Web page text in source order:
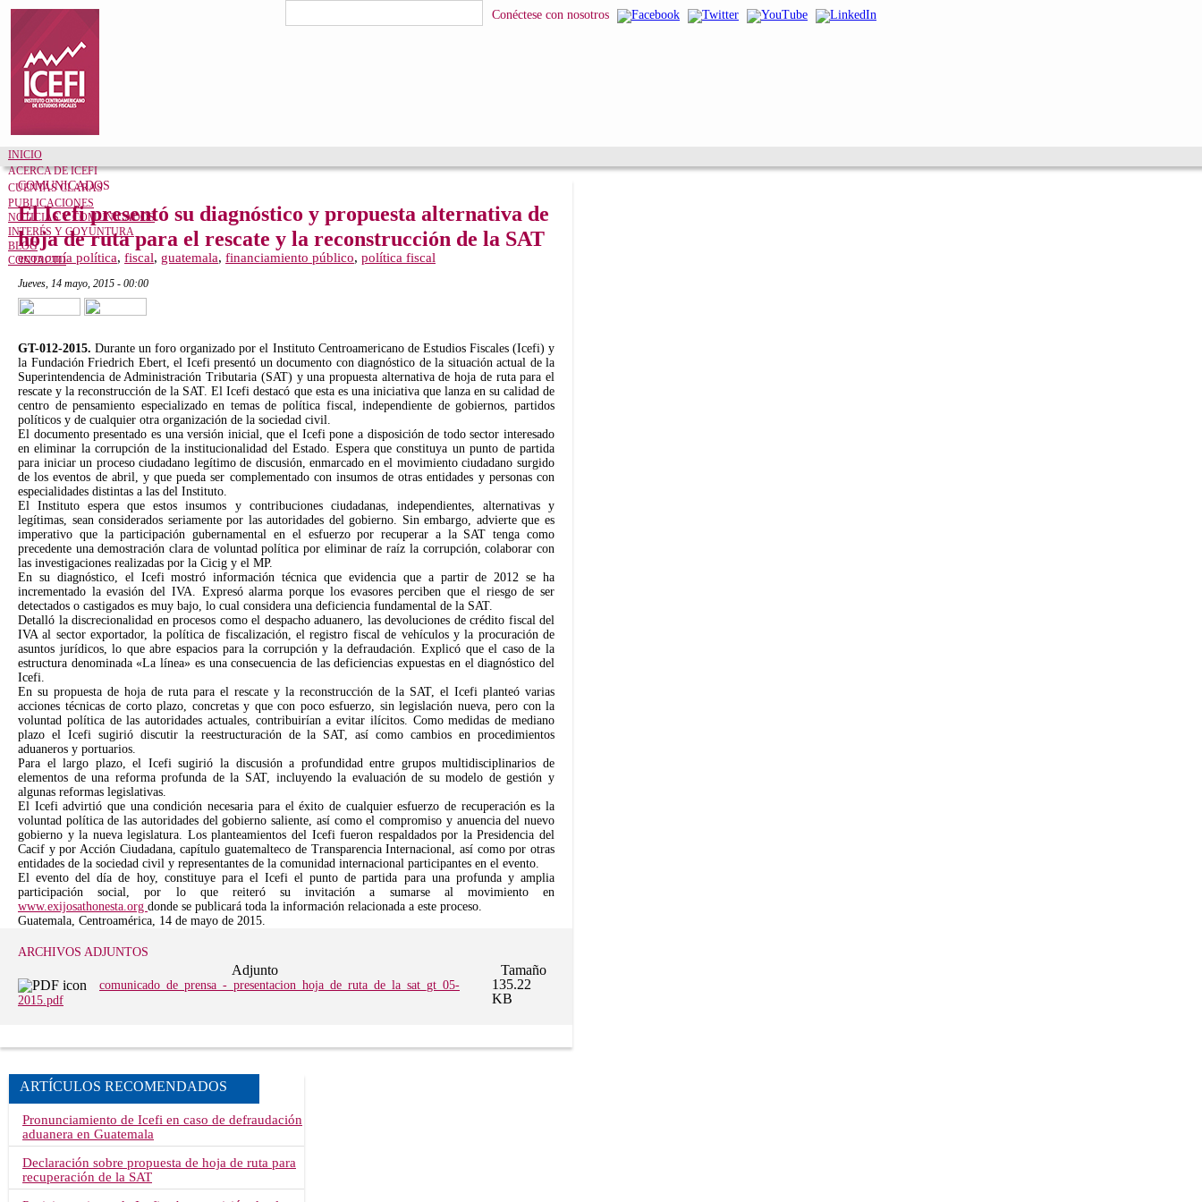
Pasar al contenido principal
Conéctese con nosotros
INICIO
ACERCA DE ICEFI
CUENTAS CLARAS
PUBLICACIONES
NOTICIAS Y COMUNICADOS
INTERÉS Y COYUNTURA
BLOG
CONTACTO
COMUNICADOS
El Icefi presentó su diagnóstico y propuesta alternativa de
hoja de ruta para el rescate y la reconstrucción de la SAT
economía política, fiscal, guatemala, financiamiento público, política fiscal
jueves, 14 mayo, 2015 - 00:00
GT-012-2015. Durante un foro organizado por el Instituto Centroamericano de Estudios Fiscales (Icefi) y
la Fundación Friedrich Ebert, el Icefi presentó un documento con diagnóstico de la situación actual de la
Superintendencia de Administración Tributaria (SAT) y una propuesta alternativa de hoja de ruta para el
rescate y la reconstrucción de la SAT. El Icefi destacó que esta es una iniciativa que lanza en su calidad de
centro de pensamiento especializado en temas de política fiscal, independiente de gobiernos, partidos
políticos y de cualquier otra organización de la sociedad civil.
El documento presentado es una versión inicial, que el Icefi pone a disposición de todo sector interesado
en eliminar la corrupción de la institucionalidad del Estado. Espera que constituya un punto de partida
para iniciar un proceso ciudadano legítimo de discusión, enmarcado en el movimiento ciudadano surgido
de los eventos de abril, y que pueda ser complementado con insumos de otras entidades y personas con
especialidades distintas a las del Instituto.
El Instituto espera que estos insumos y contribuciones ciudadanas, independientes, alternativas y
legítimas, sean considerados seriamente por las autoridades del gobierno. Sin embargo, advierte que es
imperativo que la participación gubernamental en el esfuerzo por recuperar a la SAT tenga como
precedente una demostración clara de voluntad política por eliminar de raíz la corrupción, colaborar con
las investigaciones realizadas por la Cicig y el MP.
En su diagnóstico, el Icefi mostró información técnica que evidencia que a partir de 2012 se ha
incrementado la evasión del IVA. Expresó alarma porque los evasores perciben que el riesgo de ser
detectados o castigados es muy bajo, lo cual considera una deficiencia fundamental de la SAT.
Detalló la discrecionalidad en procesos como el despacho aduanero, las devoluciones de crédito fiscal del
IVA al sector exportador, la política de fiscalización, el registro fiscal de vehículos y la procuración de
asuntos jurídicos, lo que abre espacios para la corrupción y la defraudación. Explicó que el caso de la
estructura denominada «La línea» es una consecuencia de las deficiencias expuestas en el diagnóstico del
Icefi.
En su propuesta de hoja de ruta para el rescate y la reconstrucción de la SAT, el Icefi planteó varias
acciones técnicas de corto plazo, concretas y que con poco esfuerzo, sin legislación nueva, pero con la
voluntad política de las autoridades actuales, contribuirían a evitar ilícitos. Como medidas de mediano
plazo el Icefi sugirió discutir la reestructuración de la SAT, así como cambios en procedimientos
aduaneros y portuarios.
Para el largo plazo, el Icefi sugirió la discusión a profundidad entre grupos multidisciplinarios de
elementos de una reforma profunda de la SAT, incluyendo la evaluación de su modelo de gestión y
algunas reformas legislativas.
El Icefi advirtió que una condición necesaria para el éxito de cualquier esfuerzo de recuperación es la
voluntad política de las autoridades del gobierno saliente, así como el compromiso y anuencia del nuevo
gobierno y la nueva legislatura. Los planteamientos del Icefi fueron respaldados por la Presidencia del
Cacif y por Acción Ciudadana, capítulo guatemalteco de Transparencia Internacional, así como por otras
entidades de la sociedad civil y representantes de la comunidad internacional participantes en el evento.
El evento del día de hoy, constituye para el Icefi el punto de partida para una profunda y amplia
participación social, por lo que reiteró su invitación a sumarse al movimiento en
www.exijosathonesta.org donde se publicará toda la información relacionada a este proceso.
Guatemala, Centroamérica, 14 de mayo de 2015.
ARCHIVOS ADJUNTOS
Adjunto Tamaño
comunicado_de_prensa_-_presentacion_hoja_de_ruta_de_la_sat_gt_05-
2015.pdf
135.22
KB
ARTÍCULOS RECOMENDADOS
Pronunciamiento de Icefi en caso de defraudación
aduanera en Guatemala
Declaración sobre propuesta de hoja de ruta para
recuperación de la SAT